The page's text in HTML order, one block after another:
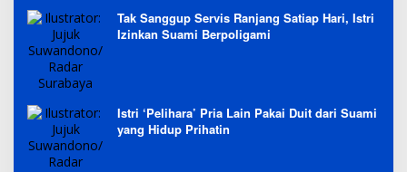
Tak Sanggup Servis Ranjang Satiap Hari, Istri
Izinkan Suami Berpoligami
Istri ‘Pelihara’ Pria Lain Pakai Duit dari Suami
yang Hidup Prihatin